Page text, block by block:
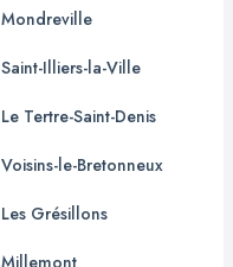
Mondreville
Saint-Illiers-la-Ville
Le Tertre-Saint-Denis
Voisins-le-Bretonneux
Les Grésillons
Millemont